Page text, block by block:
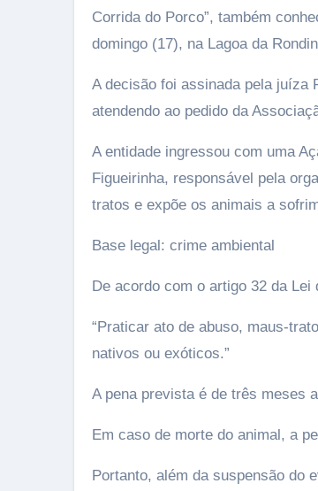
Corrida do Porco”, também
domingo (17), na Lagoa da
A decisão foi assinada pela juíza
atendendo ao pedido da
A entidade ingressou com uma
Figueirinha, responsável pela
tratos e expõe os animais a
Base legal: crime ambiental
De acordo com o artigo 32 da
“Praticar ato de abuso, maus-
nativos ou exóticos.”
A pena prevista é de três meses
Em caso de morte do animal, a
Portanto, além da suspensão do